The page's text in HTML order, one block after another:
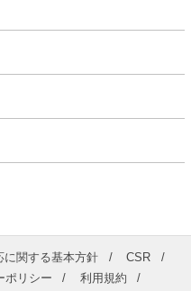
に関する基本方針
CSR
ポリシー 利用規約